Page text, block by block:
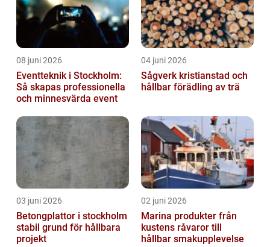
08 juni 2026
Eventteknik i Stockholm:
Så skapas professionella
och minnesvärda event
04 juni 2026
Sågverk kristianstad och
hållbar förädling av trä
03 juni 2026
Betongplattor i stockholm
stabil grund för hållbara
projekt
02 juni 2026
Marina produkter från
kustens råvaror till
hållbar smakupplevelse